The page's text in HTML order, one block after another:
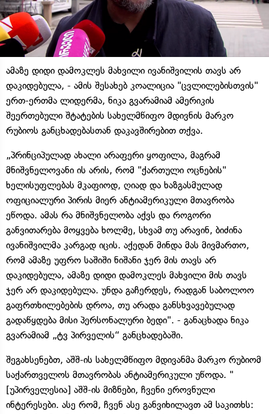
ამაზე დიდი დამოკლეს მახვილი ივანიშვილის თავს არ
დაკიდებულა, - ამის შესახებ კოალიცია "ცვლილებისთვის"
ერთ-ერთმა ლიდერმა, ნიკა გვარამიამ ამერიკის
შეერთებული შტატების სახელმწიფო მდივნის მარკო
რუბიოს განცხადებასთან დაკავშირებით თქვა.
„პრინციპულად ახალი არაფერი ყოფილა, მაგრამ
მნიშვნელოვანი ის არის, რომ "ქართული ოცნების"
ხელისუფლებას მკაფიოდ, ღიად და ხაზგასმულად
ოფიციალური პირის მიერ ანტიამერიკული მთავრობა
ეწოდა. ამას რა მნიშვნელობა აქვს და როგორი
განვითარება მოყვება ხოლმე, სხვამ თუ არავინ, ბიძინა
ივანიშვილმა კარგად იცის. აქედან მინდა მას მივმართო,
რომ ამაზე უფრო საშიში ნიშანი ჯერ მის თავს არ
დაკიდებულა, ამაზე დიდი დამოკლეს მახვილი მის თავს
ჯერ არ დაკიდებულა. უნდა გაჩერდეს, რადგან საბოლოო
გაფრთხილებების დროა, თუ არადა განსხვავებულად
გადაწყდება მისი პერსონალური ბედი". - განაცხადა ნიკა
გვარამიამ „ტვ პირველის“ განცხადებაში.
შეგახსენებთ, აშშ-ის სახელმწიფო მდივანმა მარკო რუბიომ
საქართველოს მთავრობას ანტიამერიკული უწოდა. "
[უპირველესია] აშშ-ის მიზნები, ჩვენი ეროვნული
ინტერესები. ასე რომ, ჩვენ ასე განვიხილავთ ამ საკითხს: